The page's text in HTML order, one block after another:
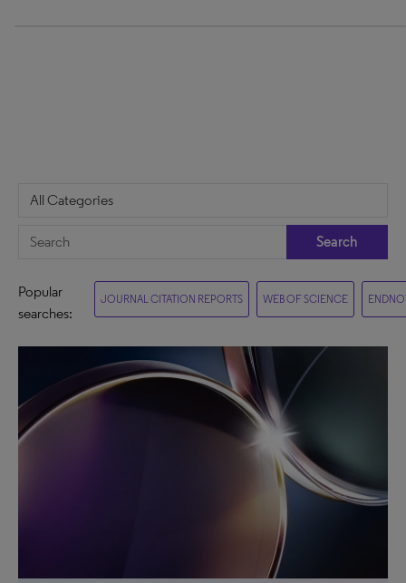
Search
Popular
searches:
JOURNAL CITATION REPORTS WEB OF SCIENCE